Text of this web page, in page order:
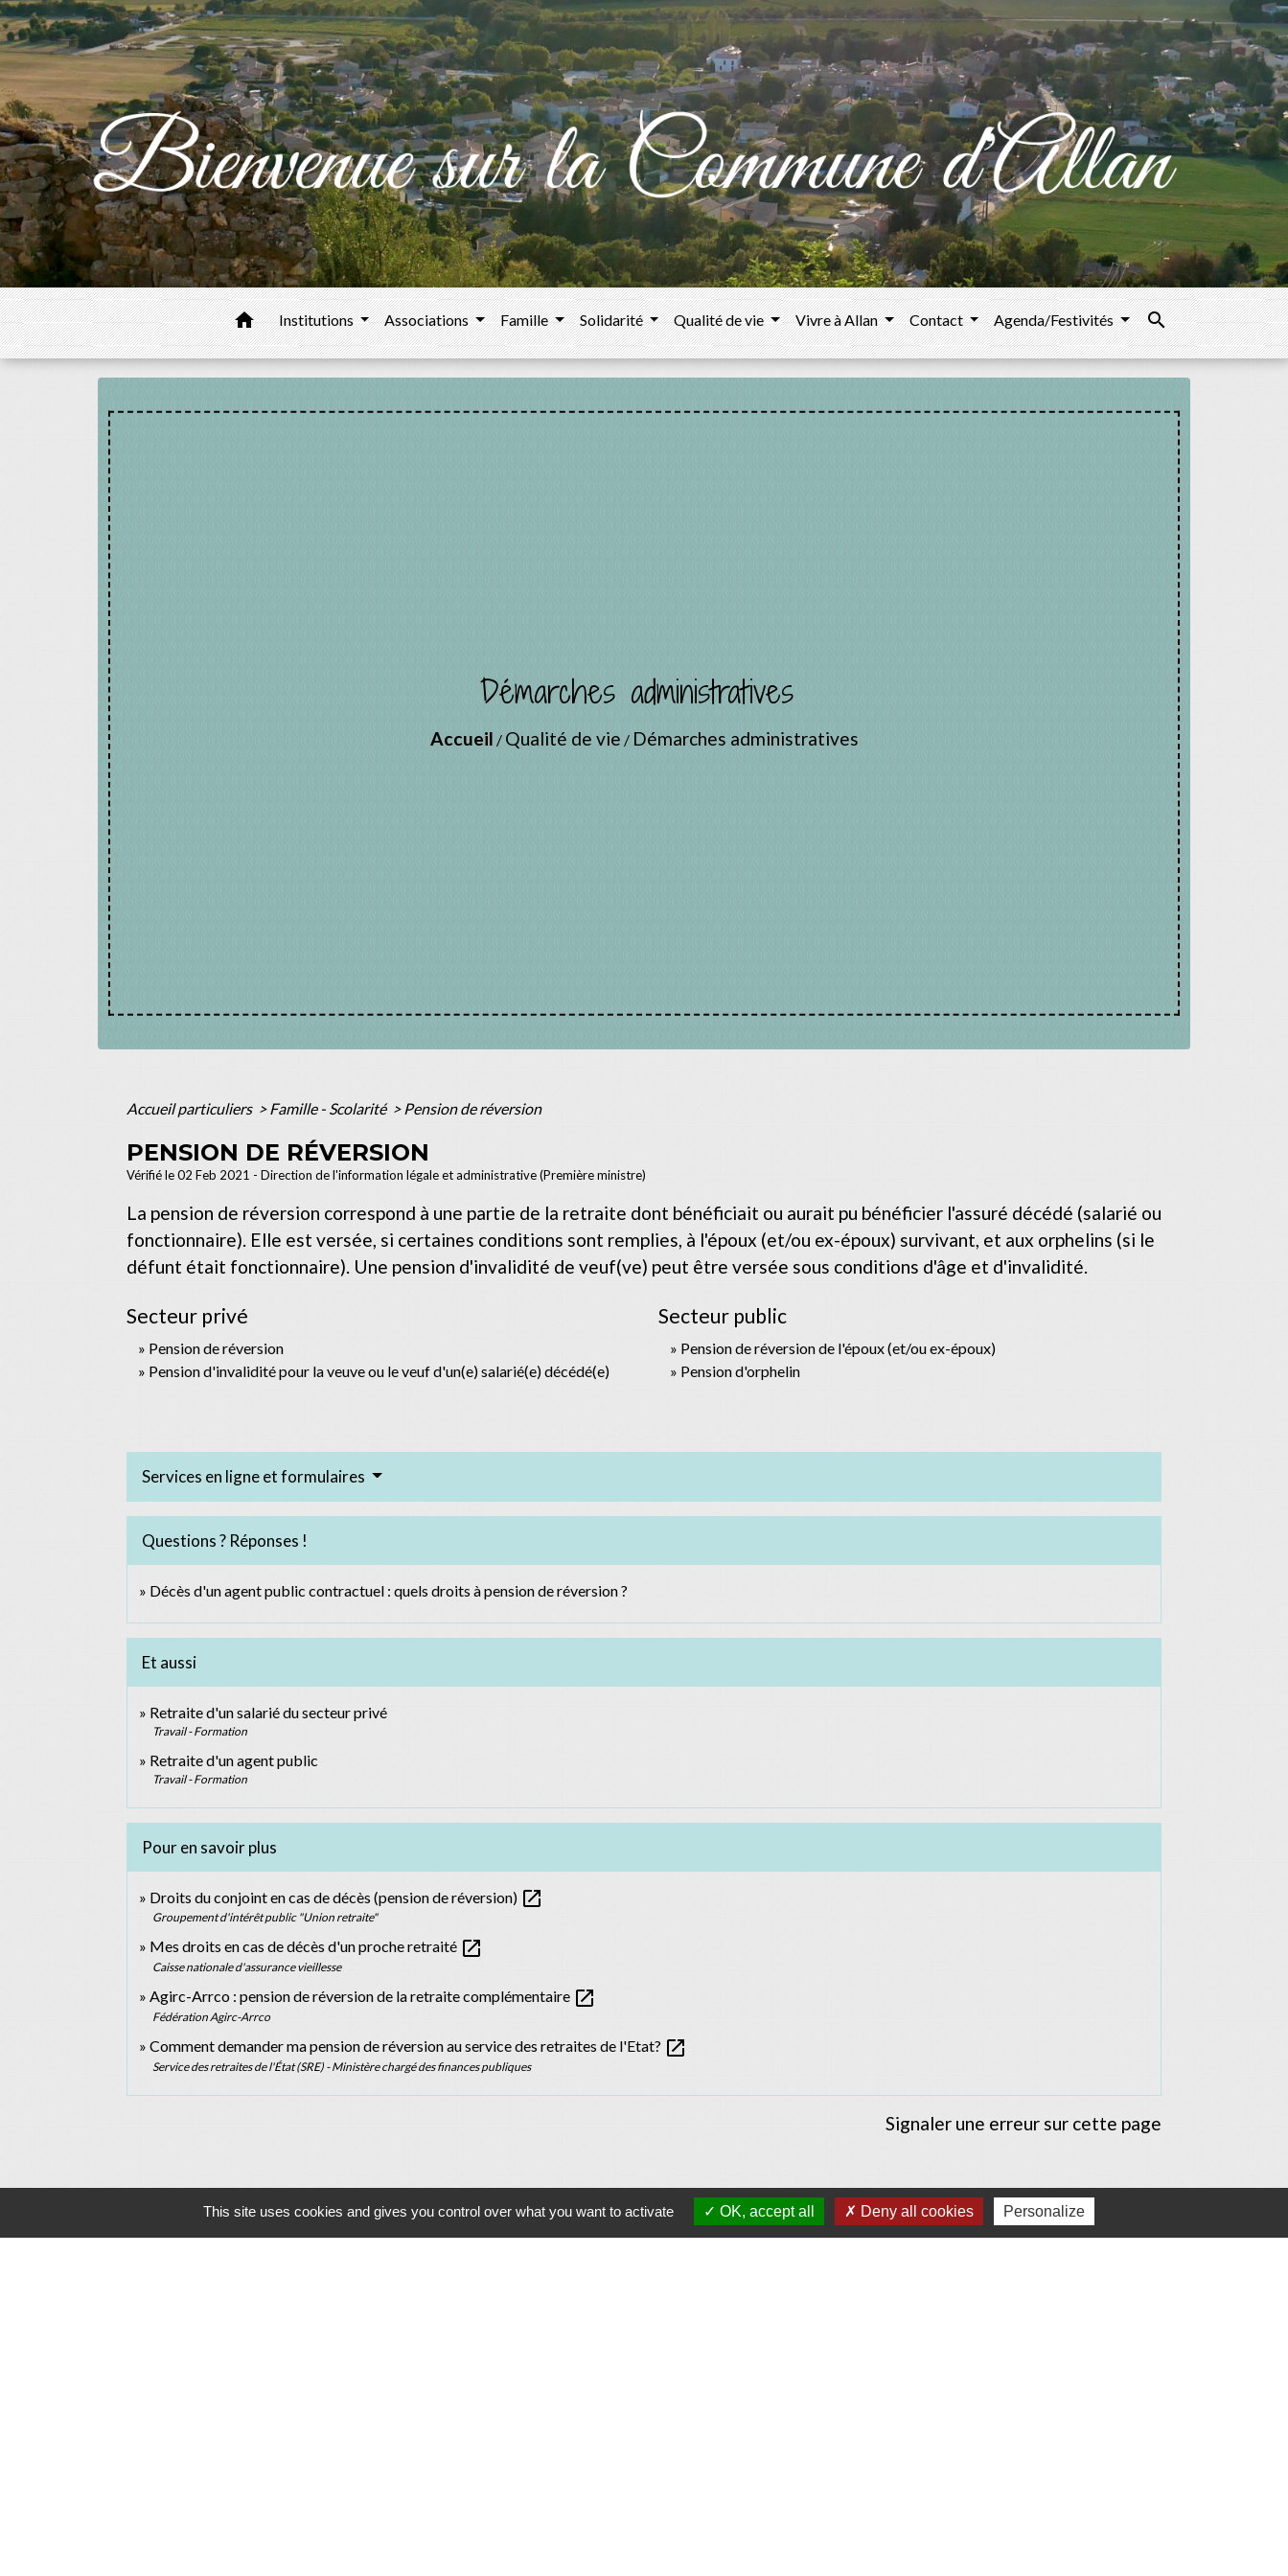
home Institutions Associations Famille Solidarité Qualité de vie Vivre à Allan Contact Agenda/Festivités search
Démarches administratives
Accueil / Qualité de vie / Démarches administratives
Accueil particuliers > Famille - Scolarité > Pension de réversion
PENSION DE RÉVERSION
Vérifié le 02 Feb 2021 - Direction de l'information légale et administrative (Première ministre)
La pension de réversion correspond à une partie de la retraite dont bénéficiait ou aurait pu bénéficier l'assuré décédé (salarié ou
fonctionnaire). Elle est versée, si certaines conditions sont remplies, à l'époux (et/ou ex-époux) survivant, et aux orphelins (si le
défunt était fonctionnaire). Une pension d'invalidité de veuf(ve) peut être versée sous conditions d'âge et d'invalidité.
Secteur privé
Pension de réversion
Pension d'invalidité pour la veuve ou le veuf d'un(e) salarié(e) décédé(e)
Secteur public
Pension de réversion de l'époux (et/ou ex-époux)
Pension d'orphelin
Services en ligne et formulaires
Questions ? Réponses !
Décès d'un agent public contractuel : quels droits à pension de réversion ?
Et aussi
Retraite d'un salarié du secteur privé
Travail - Formation
Retraite d'un agent public
Travail - Formation
Pour en savoir plus
Droits du conjoint en cas de décès (pension de réversion) open_in_new
Groupement d'intérêt public "Union retraite"
Mes droits en cas de décès d'un proche retraité open_in_new
Caisse nationale d'assurance vieillesse
Agirc-Arrco : pension de réversion de la retraite complémentaire open_in_new
Fédération Agirc-Arrco
Comment demander ma pension de réversion au service des retraites de l'Etat? open_in_new
Service des retraites de l'État (SRE) - Ministère chargé des finances publiques
Signaler une erreur sur cette page
Contacts
This site uses cookies and gives you control over what you want to activate OK, accept all Deny all cookies Personalize